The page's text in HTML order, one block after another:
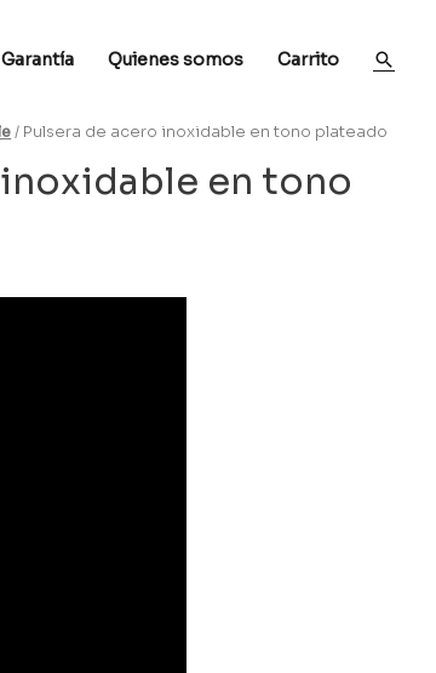
Garantía Quienes somos Carrito
/ Pulsera de acero inoxidable en tono plateado
en tono